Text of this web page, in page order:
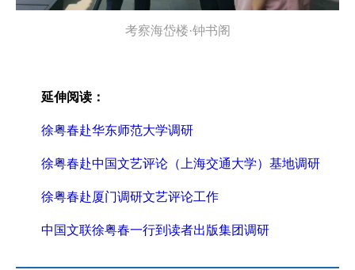
考察海岱楼·钟书阁
延伸阅读：
徐粤春赴华东师范大学调研
徐粤春赴中国文艺评论（上海交通大学）基地调研
徐粤春赴厦门调研文艺评论工作
中国文联徐粤春一行到读者出版集团调研